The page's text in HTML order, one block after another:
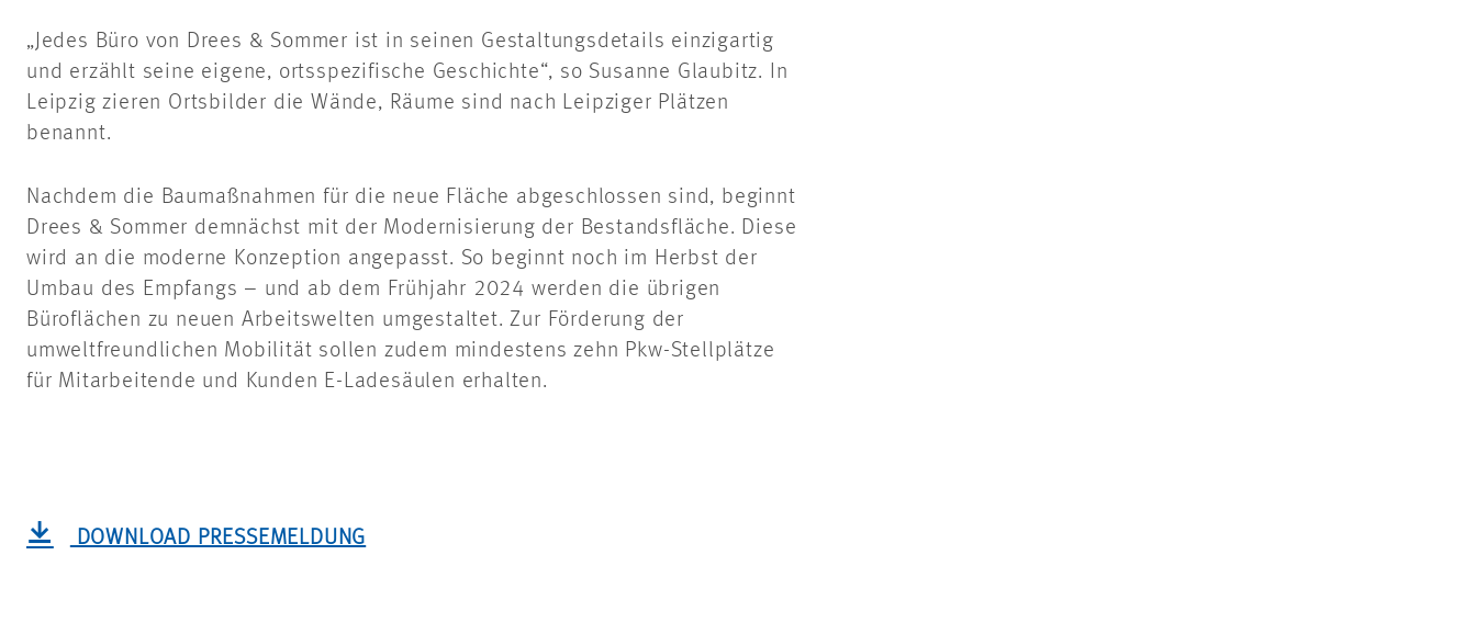
„Jedes Büro von Drees & Sommer ist in seinen Gestaltungsdetails einzigartig
und erzählt seine eigene, ortsspezifische Geschichte“, so Susanne Glaubitz. In
Leipzig zieren Ortsbilder die Wände, Räume sind nach Leipziger Plätzen
benannt.
Nachdem die Baumaßnahmen für die neue Fläche abgeschlossen sind, beginnt
Drees & Sommer demnächst mit der Modernisierung der Bestandsfläche. Diese
wird an die moderne Konzeption angepasst. So beginnt noch im Herbst der
Umbau des Empfangs – und ab dem Frühjahr 2024 werden die übrigen
Büroflächen zu neuen Arbeitswelten umgestaltet. Zur Förderung der
umweltfreundlichen Mobilität sollen zudem mindestens zehn Pkw-Stellplätze
für Mitarbeitende und Kunden E-Ladesäulen erhalten.
DOWNLOAD PRESSEMELDUNG